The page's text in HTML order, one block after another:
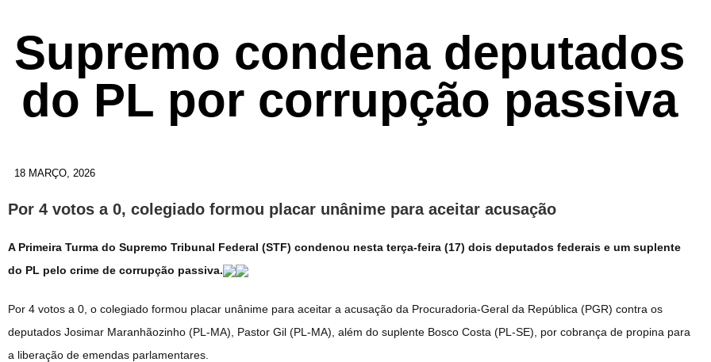
Supremo condena deputados
do PL por corrupção passiva
18 MARÇO, 2026
Por 4 votos a 0, colegiado formou placar unânime para aceitar acusação
A Primeira Turma do Supremo Tribunal Federal (STF) condenou nesta terça-feira (17) dois deputados federais e um suplente
do PL pelo crime de corrupção passiva.
Por 4 votos a 0, o colegiado formou placar unânime para aceitar a acusação da Procuradoria-Geral da República (PGR) contra os
deputados Josimar Maranhãozinho (PL-MA), Pastor Gil (PL-MA), além do suplente Bosco Costa (PL-SE), por cobrança de propina para
a liberação de emendas parlamentares.